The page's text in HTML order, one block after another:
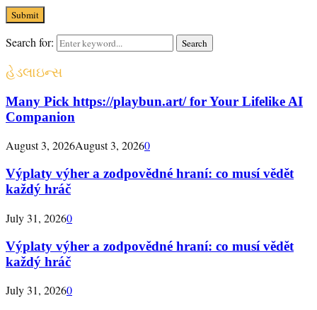
Search for: Search
હેડલાઇન્સ
Many Pick https://playbun.art/ for Your Lifelike AI
Companion
August 3, 2026August 3, 20260
Výplaty výher a zodpovědné hraní: co musí vědět
každý hráč
July 31, 20260
Výplaty výher a zodpovědné hraní: co musí vědět
každý hráč
July 31, 20260